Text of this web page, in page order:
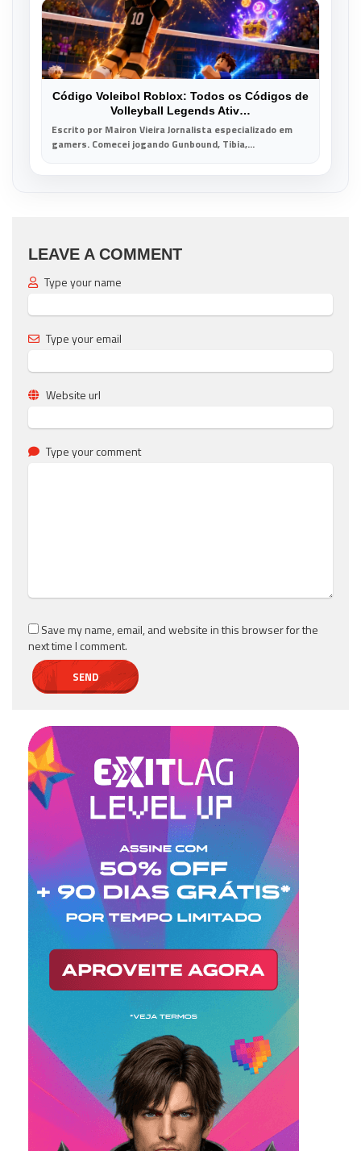
Código Voleibol Roblox: Todos os Códigos de
Volleyball Legends Ativ…
Escrito por Mairon Vieira Jornalista especializado em
gamers. Comecei jogando Gunbound, Tibia,...
LEAVE A COMMENT
Type your name
Type your email
Website url
Type your comment
Save my name, email, and website in this browser for the
next time I comment.